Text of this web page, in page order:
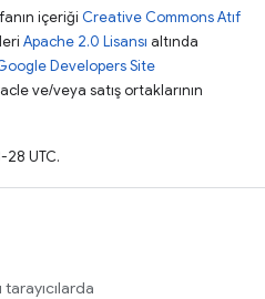
içeriği Creative Commons Atıf
Apache 2.0 Lisansı altında
Developers Site
ve/veya satış ortaklarının
UTC.
tarayıcılarda